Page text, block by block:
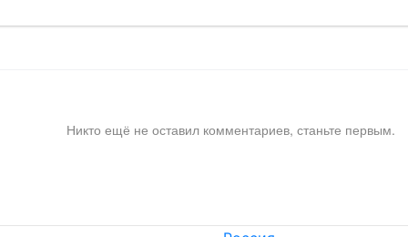
Никто ещё не оставил комментариев, станьте первым.